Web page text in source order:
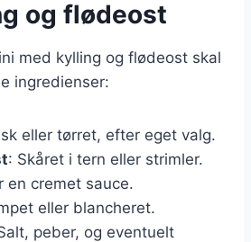
og flødeost
med kylling og flødeost skal
ingredienser:
eller tørret, efter eget valg.
: Skåret i tern eller strimler.
en cremet sauce.
eller blancheret.
peber, og eventuelt